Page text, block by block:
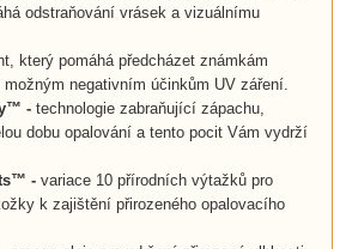
odstraňování vrásek a vizuálnímu
který pomáhá předcházet známkám
negativním účinkům UV záření.
- technologie zabraňující zápachu,
dobu opalování a tento pocit Vám vydrží
-variace 10 přírodních výtažků pro
k zajištění přirozeného opalovacího